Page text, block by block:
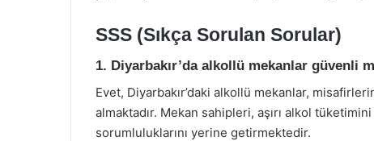
SSS (Sıkça Sorulan Sorular)
1. Diyarbakır’da alkollü mekanlar güvenli
Evet, Diyarbakır’daki alkollü mekanlar,
almaktadır. Mekan sahipleri, aşırı alkol
sorumluluklarını yerine getirmektedir.